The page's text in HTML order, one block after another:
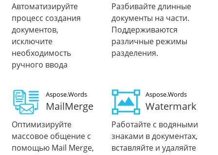
Автоматизируйте
процесс создания
документов,
исключите
необходимость
ручного ввода
Разбивайте длинные
документы на части.
Поддерживаются
различные режимы
разделения.
Aspose.Words
MailMerge
Оптимизируйте
массовое общение с
помощью Mail Merge,
Aspose.Words
Watermark
Работайте с водяными
знаками в документах,
вставляйте и удаляйте